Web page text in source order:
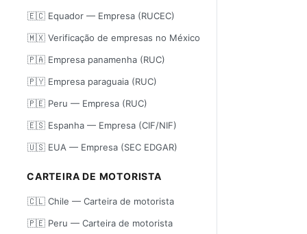
🇪🇨 Equador — Empresa (RUCEC)
🇲🇽 Verificação de empresas no México
🇵🇦 Empresa panamenha (RUC)
🇵🇾 Empresa paraguaia (RUC)
🇵🇪 Peru — Empresa (RUC)
🇪🇸 Espanha — Empresa (CIF/NIF)
🇺🇸 EUA — Empresa (SEC EDGAR)
CARTEIRA DE MOTORISTA
🇨🇱 Chile — Carteira de motorista
🇵🇪 Peru — Carteira de motorista